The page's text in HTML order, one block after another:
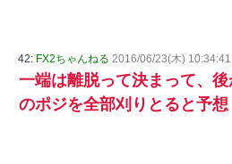
42: FX2ちゃんねる 2016/06/23(木)
一端は離脱って決まって、
のポジを全部刈りとると予想